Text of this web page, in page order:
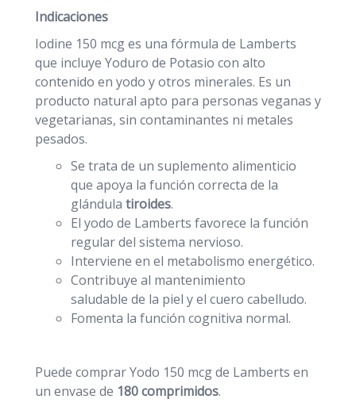
Indicaciones
Iodine 150 mcg es una fórmula de Lamberts
que incluye Yoduro de Potasio con alto
contenido en yodo y otros minerales. Es un
producto natural apto para personas veganas y
vegetarianas, sin contaminantes ni metales
pesados.
Se trata de un suplemento alimenticio
que apoya la función correcta de la
glándula tiroides.
El yodo de Lamberts favorece la función
regular del sistema nervioso.
Interviene en el metabolismo energético.
Contribuye al mantenimiento
saludable de la piel y el cuero cabelludo.
Fomenta la función cognitiva normal.
Puede comprar Yodo 150 mcg de Lamberts en
un envase de 180 comprimidos.